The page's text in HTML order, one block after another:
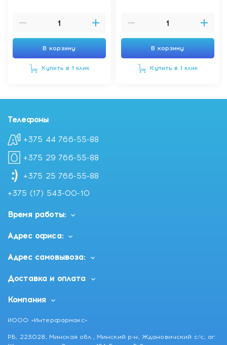
В корзину
Купить в 1 клик
В корзину
Купить в 1 клик
Телефоны
+375 44 766-55-88
+375 29 766-55-88
+375 25 766-55-88
+375 (17) 543-00-10
Время работы:
Адрес офиса:
Адрес самовывоза:
Доставка и оплата
Компания
ИООО «Интерфармакс»
РБ, 223028, Минская обл., Минский р-н, Ждановичский с/с, аг.